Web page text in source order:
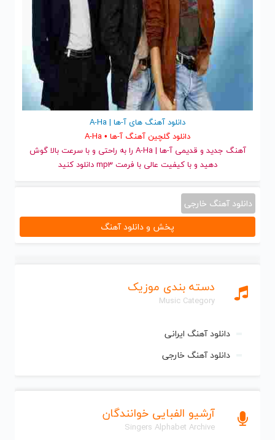
دسته بندی موزیک
Music Category
دانلود آهنگ ایرانی
دانلود آهنگ خارجی
آرشیو الفبایی خوانندگان
Singers Alphabet Archive
دانلود آهنگ های آ-ها | A-Ha
دانلود گلچین آهنگ آ-ها • A-Ha
آهنگ جدید
و قدیمی آ-ها | A-Ha را به راحتی و با سرعت بالا گوش
دهید و با کیفیت عالی با فرمت mp3 دانلود کنید
دانلود آهنگ خارجی
پخش و دانلود آهنگ